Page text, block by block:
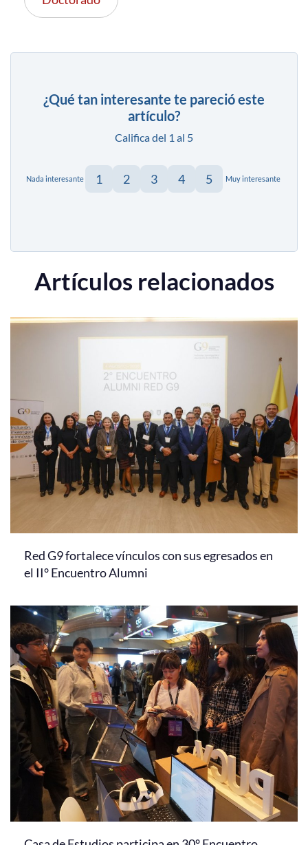
¿Qué tan interesante te pareció este
artículo?
Califica del 1 al 5
Nada interesante 1 2 3 4 5 Muy interesante
Artículos relacionados
Red G9 fortalece vínculos con sus egresados en
el II° Encuentro Alumni